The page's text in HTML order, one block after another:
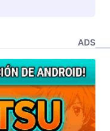
ADS